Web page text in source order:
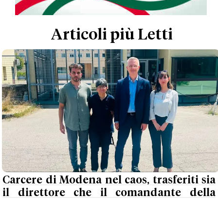
Articoli più Letti
Carcere di Modena nel caos, trasferiti sia
il direttore che il comandante della